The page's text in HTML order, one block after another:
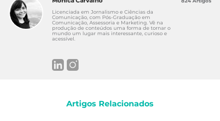
Licenciada em Jornalismo e Ciências da
Comunicação, com Pós-Graduação em
Comunicação, Assessoria e Marketing. Vê na
produção de conteúdos uma forma de tornar o
mundo um lugar mais interessante, curioso e
acessível.
Artigos Relacionados